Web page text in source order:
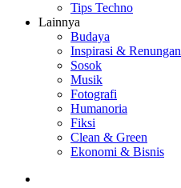
Tips Techno
Lainnya
Budaya
Inspirasi & Renungan
Sosok
Musik
Fotografi
Humanoria
Fiksi
Clean & Green
Ekonomi & Bisnis